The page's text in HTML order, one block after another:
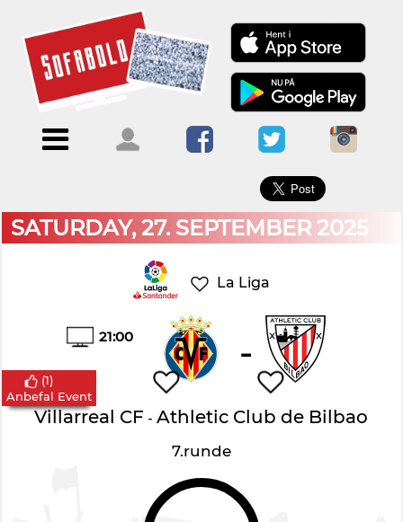
Menu
ForsideKalendere
Blogs
Om
Sofabold
Kontakt
bruger
ind
×
SATURDAY, 27. SEPTEMBER 2025
La Liga
21:00 -
Villarreal CF -Athletic Club de Bilbao
7.runde
(1)
Anbefal Event